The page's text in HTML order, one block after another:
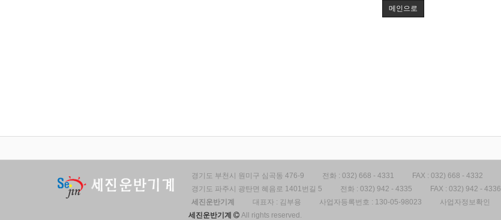
메인으로
경기도 부천시 원미구 심곡동 476-9 전화 : 032) 668 - 4331 FAX : 032) 668 - 4332
경기도 파주시 광탄면 혜음로 1401번길 5
전화 : 032) 942 - 4335 FAX : 032) 942 - 4336
세진운반기계
대표자 : 김부용 사업자등록번호 : 130-05-98023 사업자정보확인
세진운반기계
All rights reserved.